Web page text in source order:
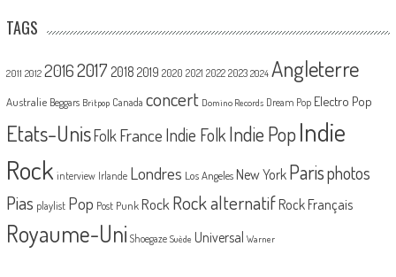
TAGS
2011 2012 20162017 2018 2019 2020 2021 2022 2023 2024 Angleterre
Australie Beggars Britpop Canada concert Domino Records Dream Pop Electro Pop
Etats-UnisFolk France Indie Folk Indie PopIndie
Rock interview Irlande Londres Los Angeles New York Parisphotos
Pias playlist Pop Post Punk Rock Rock alternatif Rock Français
Royaume-Uni Shoegaze Suède Universal Warner